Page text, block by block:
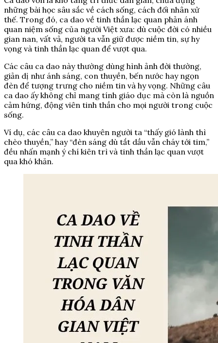
những bài học sâu sắc về cách sống, cách đối nhân xử
thế. Trong đó, ca dao về tinh thần lạc quan phản ánh
quan niệm sống của người Việt xưa: dù cuộc đời có nhiều
gian nan, vất vả, người ta vẫn giữ được niềm tin, sự hy
vọng và tinh thần lạc quan để vượt qua.
Các câu ca dao này thường dùng hình ảnh đời thường,
giản dị như ánh sáng, con thuyền, bến nước hay ngọn
đèn để tượng trưng cho niềm tin và hy vọng. Những câu
ca dao ấy không chỉ mang tính giáo dục mà còn là nguồn
cảm hứng, động viên tinh thần cho mọi người trong cuộc
sống.
Ví dụ, các câu ca dao khuyên người ta “thấy gió lành thì
chèo thuyền,” hay “đèn sáng dù tắt dầu vẫn cháy tới tim,”
đều nhấn mạnh ý chí kiên trì và tinh thần lạc quan vượt
qua khó khăn.